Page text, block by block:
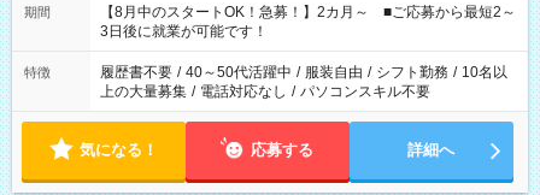
「できれば残業はしたくない」 など、ご希望を教えてください
ね。 ※Wワーク希望の方へ 今ご覧のお仕事で希望する勤務時間
と、もう1つのお仕事の勤務時間。 合計で週40時間を超える場
合は応募できません。
期間
【8月中のスタートOK！急募！】2カ月～ ■ご応募から最短2～
3日後に就業が可能です！
特徴 履歴書不要 / 40～50代活躍中 / 服装自由 / シフト勤務 / 10名以
上の大量募集 / 電話対応なし / パソコンスキル不要
気になる！ 応募する 詳細へ